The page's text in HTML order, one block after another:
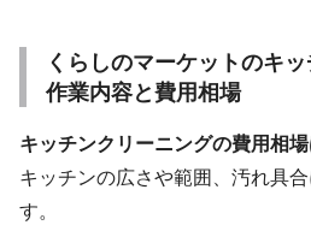
くらしのマーケットのキ
作業内容と費用相場
キッチンクリーニングの費用相
キッチンの広さや範囲、汚れ具
す。